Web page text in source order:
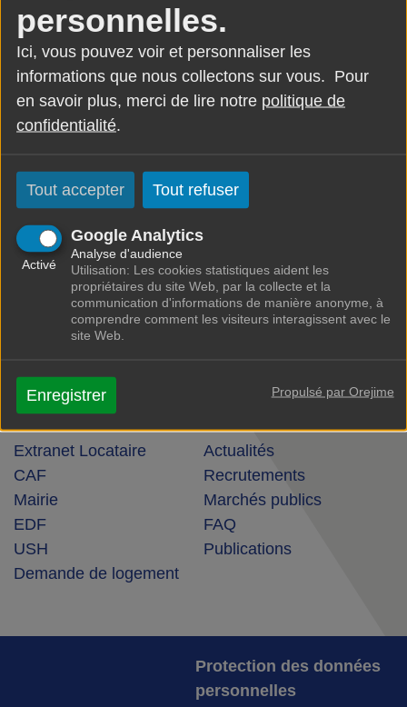
personnelles.
Ici, vous pouvez voir et personnaliser les
informations que nous collectons sur vous. Pour
en savoir plus, merci de lire notre politique de
confidentialité.
Tout accepter Tout refuser
Google Analytics
Activé
Analyse d'audience
Utilisation: Les cookies statistiques aident les
propriétaires du site Web, par la collecte et la
communication d'informations de manière anonyme, à
comprendre comment les visiteurs interagissent avec le
site Web.
Enregistrer Propulsé par Orejime
SAIEM MALAKOFF HABITAT
2 rue Jean Lurçat - CS 70006
Malakoff Cedex 92245
Tel : 01 46 56 31 00
NOUS CONTACTER
NOS HORAIRES
LIENS UTILES
Extranet Locataire
CAF
Mairie
EDF
USH
Demande de logement
RACCOURCIS
Actualités
Recrutements
Marchés publics
FAQ
Publications
Protection des données
personnelles